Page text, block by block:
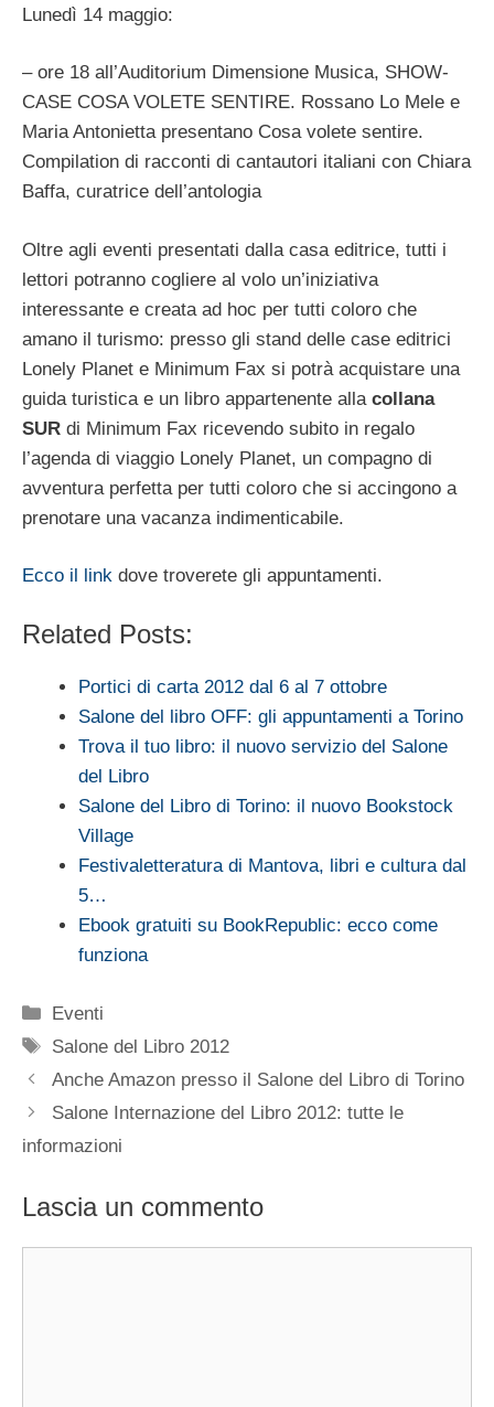
Lunedì 14 maggio:
– ore 18 all’Auditorium Dimensione Musica, SHOW-
CASE COSA VOLETE SENTIRE. Rossano Lo Mele e
Maria Antonietta presentano Cosa volete sentire.
Compilation di racconti di cantautori italiani con Chiara
Baffa, curatrice dell’antologia
Oltre agli eventi presentati dalla casa editrice, tutti i
lettori potranno cogliere al volo un’iniziativa
interessante e creata ad hoc per tutti coloro che
amano il turismo: presso gli stand delle case editrici
Lonely Planet e Minimum Fax si potrà acquistare una
guida turistica e un libro appartenente alla collana
SUR di Minimum Fax ricevendo subito in regalo
l’agenda di viaggio Lonely Planet, un compagno di
avventura perfetta per tutti coloro che si accingono a
prenotare una vacanza indimenticabile.
Ecco il link dove troverete gli appuntamenti.
Related Posts:
Portici di carta 2012 dal 6 al 7 ottobre
Salone del libro OFF: gli appuntamenti a Torino
Trova il tuo libro: il nuovo servizio del Salone
del Libro
Salone del Libro di Torino: il nuovo Bookstock
Village
Festivaletteratura di Mantova, libri e cultura dal
5…
Ebook gratuiti su BookRepublic: ecco come
funziona
Categorie
Eventi
Tag
Salone del Libro 2012
Anche Amazon presso il Salone del Libro di Torino
Salone Internazione del Libro 2012: tutte le
informazioni
Lascia un commento